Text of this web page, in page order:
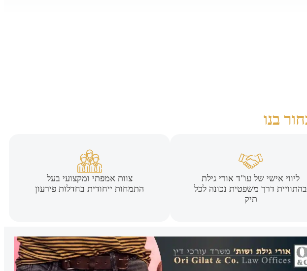
ליווי אישי של עו"ד אורי גילת
בהתוויית דרך משפטית נכונה לכל
תיק
צוות אמפתי ומקצועי בעל
התמחות ייחודית בחדלות פירעון